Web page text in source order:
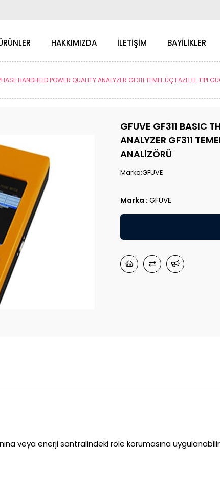
HAKKIMIZDA İLETİŞİM BAYİLİKLER
HANDHELD POWER QUALITY ANALYZER GF311 TEMEL ÜÇ FAZLI EL TIPI
GFUVE GF311 BASIC
ANALYZER GF311
ANALİZÖRÜ
Marka:GFUVE
Marka : GFUVE
veya enerji santralindeki röle korumasına